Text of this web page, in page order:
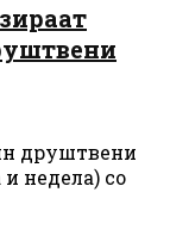
друштвени
и недела) со